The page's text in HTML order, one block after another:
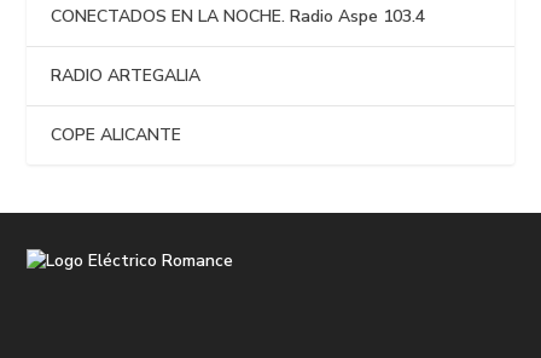
CONECTADOS EN LA NOCHE. Radio Aspe 103.4
RADIO ARTEGALIA
COPE ALICANTE